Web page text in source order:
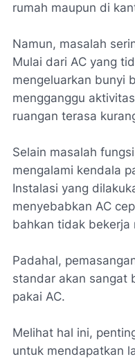
rumah maupun di
Namun, masalah
Mulai dari AC yang
mengeluarkan bunyi
mengganggu
ruangan terasa
Selain masalah
mengalami kendala
Instalasi yang
menyebabkan AC
bahkan tidak bekerja
Padahal,
standar akan sangat
pakai AC.
Melihat hal ini,
untuk mendapatkan